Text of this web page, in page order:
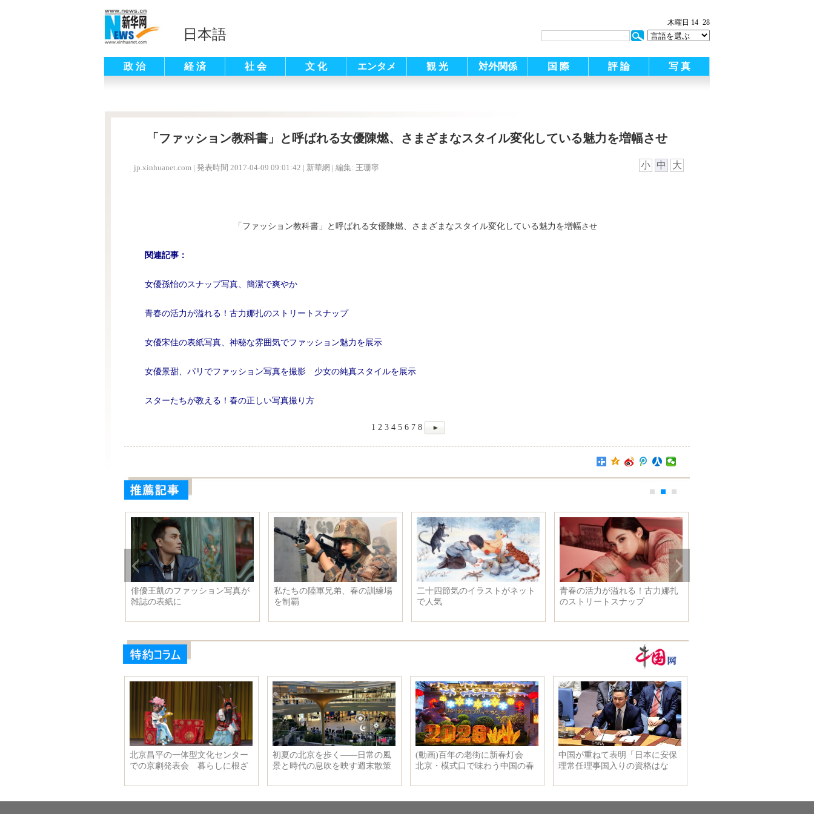
日本語
木曜日 14 28
政 治 経 済 社 会 文 化 エンタメ 観 光 対外関係 国 際 評 論 写 真
「ファッション教科書」と呼ばれる女優陳燃、さまざまなスタイル変化している魅力を増幅させ
jp.xinhuanet.com | 発表時間 2017-04-09 09:01:42 | 新華網 | 編集: 王珊寧 小 中 大
「ファッション教科書」と呼ばれる女優陳燃、さまざまなスタイル変化している魅力を増幅させ
関連記事：
女優孫怡のスナップ写真、簡潔で爽やか
青春の活力が溢れる！古力娜扎のストリートスナップ
女優宋佳の表紙写真、神秘な雰囲気でファッション魅力を展示
女優景甜、パリでファッション写真を撮影 少女の純真スタイルを展示
スターたちが教える！春の正しい写真撮り方
1 2 3 4 5 6 7 8
青春の活力が溢れる！古力娜扎
のストリートスナップ
ロシアの民衆、サンクトペテル
ブルク地下鉄爆発事件の犠牲者
花に誘われ羽ばたく蝶々
習近平主席はフィンランドのニ
ーニスト大統領と共に、両国の
会見